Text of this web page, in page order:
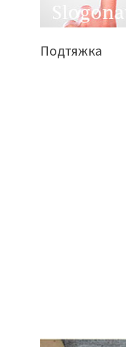
Подтяжка